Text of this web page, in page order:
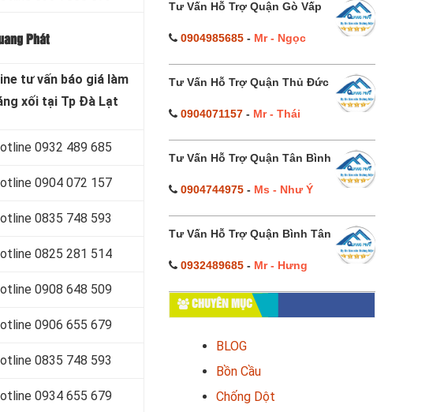
Phát
tư vấn báo giá làm
xối tại Tp Đà Lạt
0932 489 685
0904 072 157
0835 748 593
0825 281 514
0908 648 509
0906 655 679
0835 748 593
0934 655 679
Tư Vấn Hỗ Trợ Quận Gò Vấp
0904985685- Mr - Ngọc
Tư Vấn Hỗ Trợ Quận Thủ Đức
0904071157- Mr - Thái
Tư Vấn Hỗ Trợ Quận Tân Bình
0904744975- Ms - Như Ý
Tư Vấn Hỗ Trợ Quận Bình Tân
0932489685- Mr - Hưng
CHUYÊN MỤC
BLOG
Bồn Cầu
Chống Dột